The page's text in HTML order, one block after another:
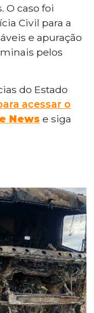
O caso foi
Civil para a
e apuração
pelos
do Estado
acessar o
News e siga